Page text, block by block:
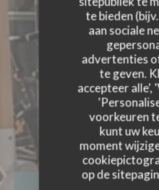
te bieden
aan sociale
advertenties
te geven.
accepteer alle',
voorkeuren
kunt uw
moment
op de